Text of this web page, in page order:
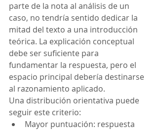
parte de la nota al análisis de un
caso, no tendría sentido dedicar la
mitad del texto a una introducción
teórica. La explicación conceptual
debe ser suficiente para
fundamentar la respuesta, pero el
espacio principal debería destinarse
al razonamiento aplicado.
Una distribución orientativa puede
seguir este criterio:
Mayor puntuación: respuesta